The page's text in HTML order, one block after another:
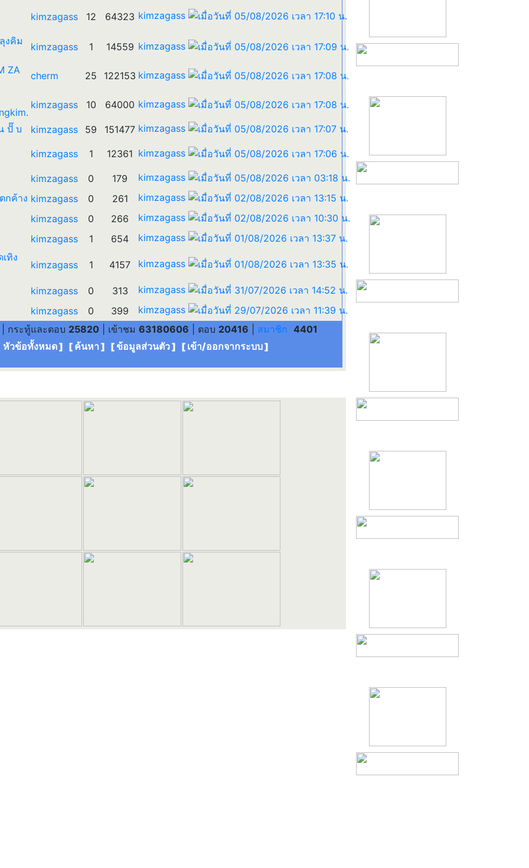
kimzagass 12 64323 kimzagass
งคิม
kimzagass 1 14559 kimzagass
ZA
cherm 25 122153 kimzagass
kimzagass 10 64000 kimzagass
ปั๊ บ kimzagass 59 151477 kimzagass
kimzagass 1 12361 kimzagass
kimzagass 0 179
kimzagass
กค้าง kimzagass 0 261
kimzagass
kimzagass 0 266
kimzagass
kimzagass 1 654
kimzagass
ทิง
kimzagass 1 4157 kimzagass
kimzagass 0 313
kimzagass
kimzagass 0 399
kimzagass
| กระทู้และตอบ 25820| เข้าชม 63180606 | ตอบ 20416 สมาชิก 4401
หัวข้อทั้งหมด] [ ค้นหา ] [ข้อมูลส่วนตัว] [ เข้า/ออกจากระบบ]